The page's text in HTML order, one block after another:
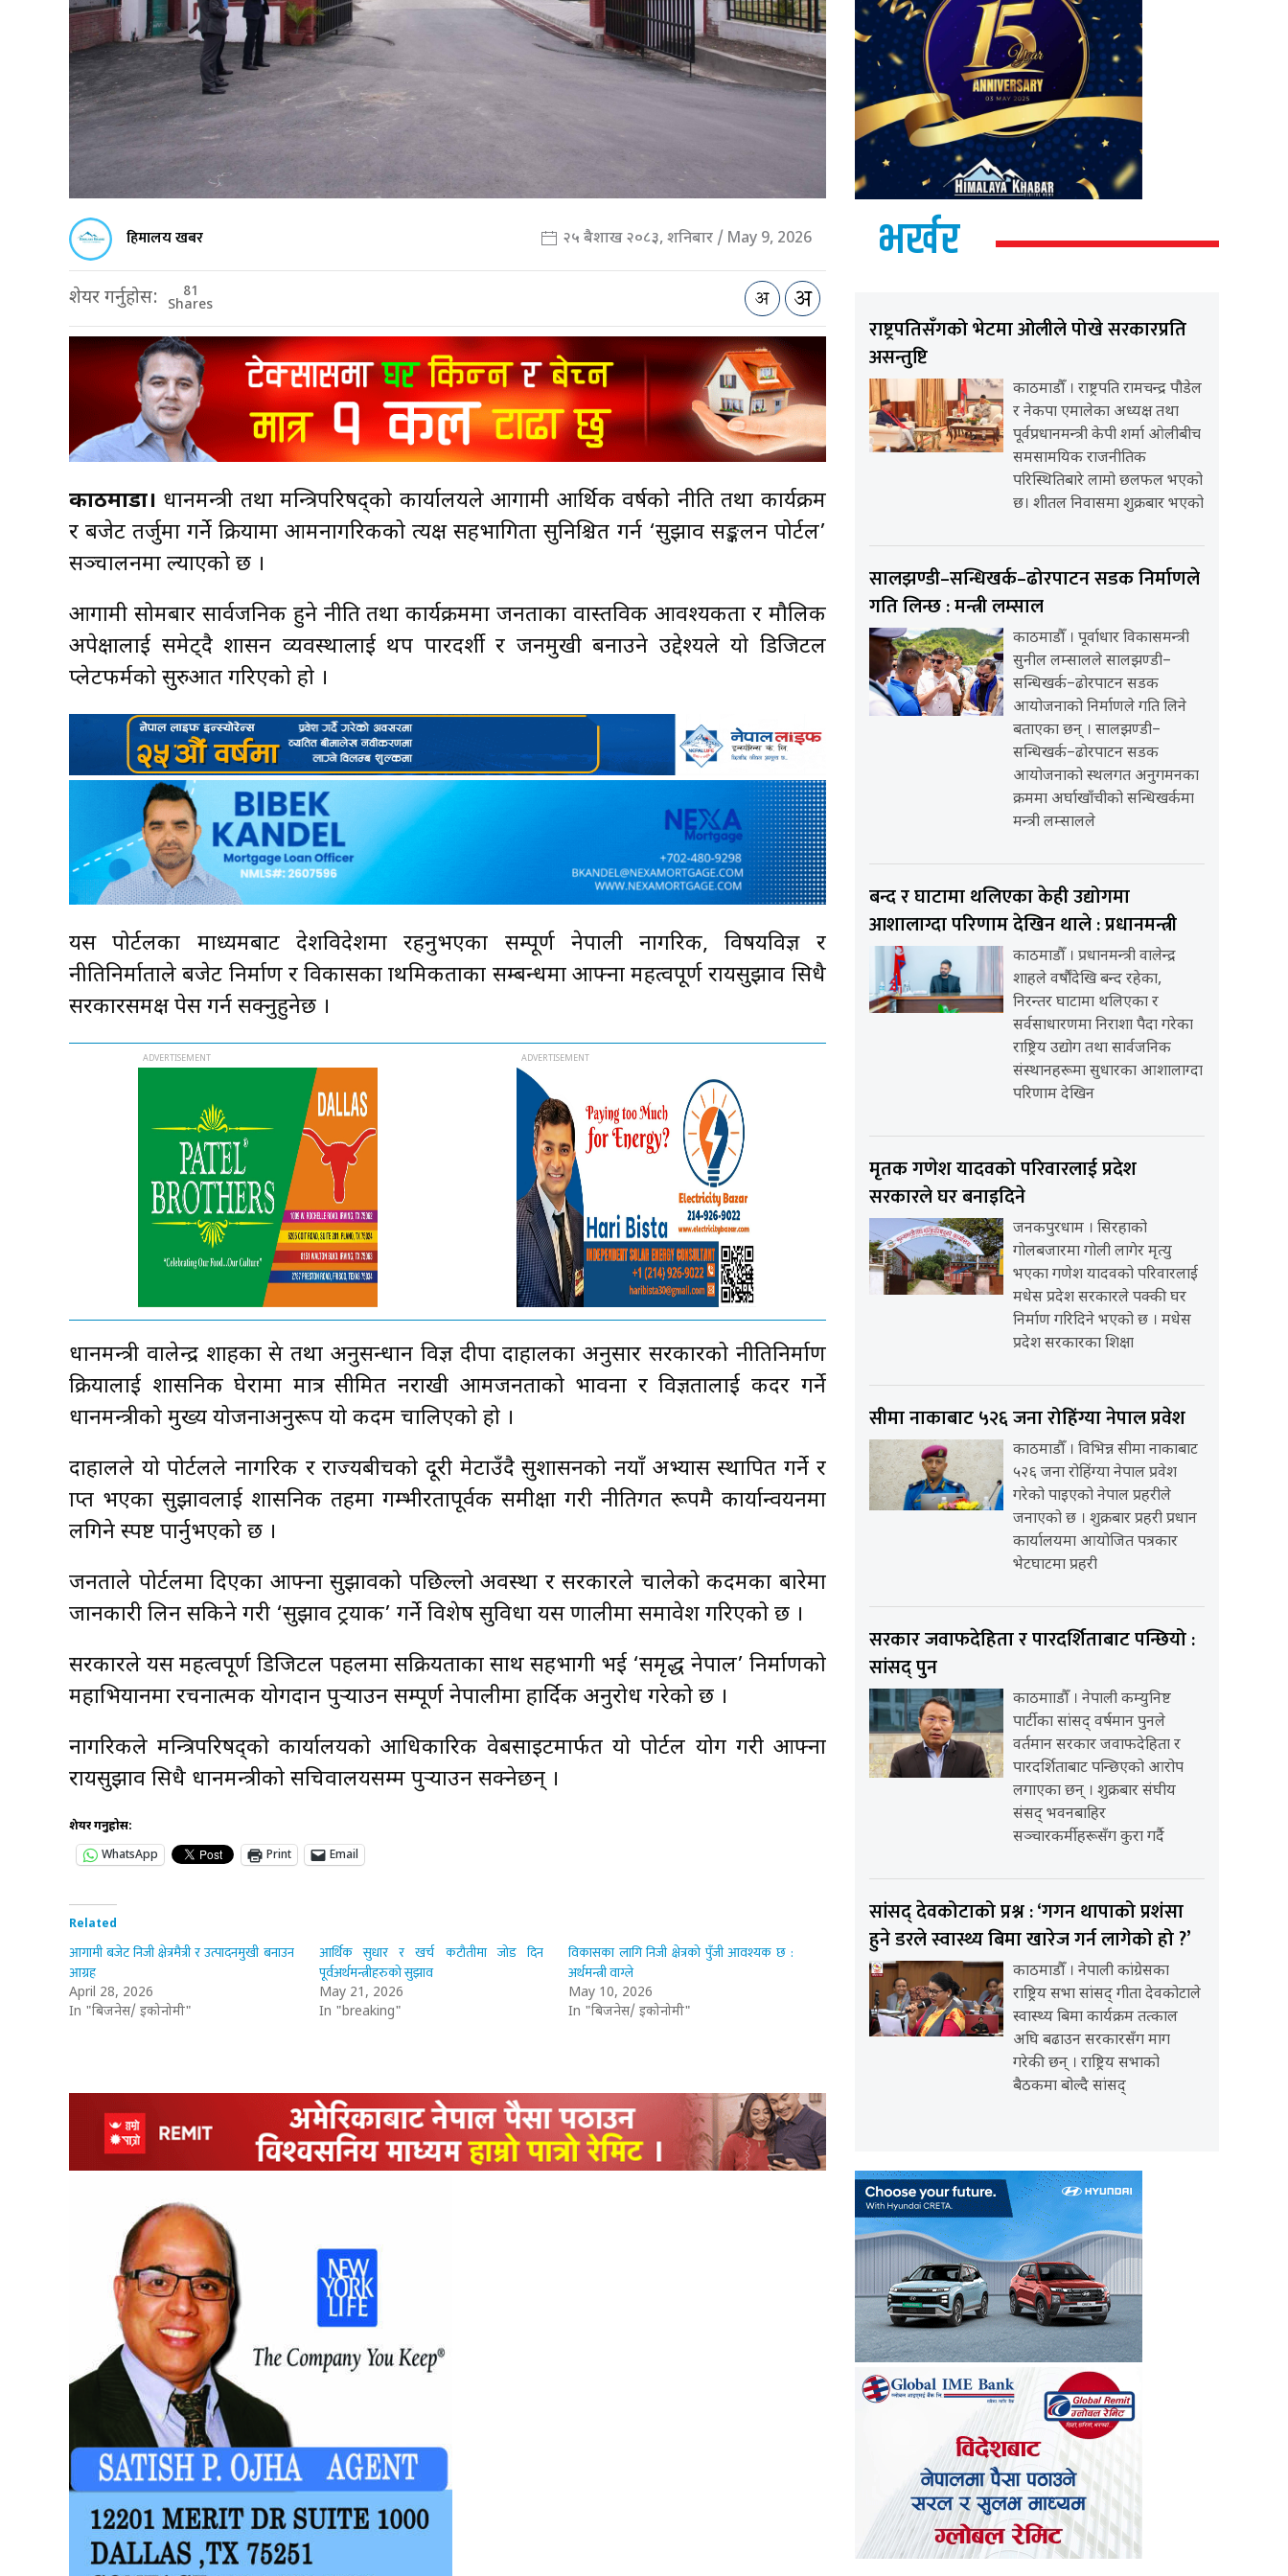
हिमालय खबर २५ बैशाख २०८३, शनिबार / May 9, 2026
शेयर गर्नुहोस: 81
Shares
काठमाडौँ। प्रधानमन्त्री तथा मन्त्रिपरिषद्को कार्यालयले आगामी आर्थिक वर्षको नीति तथा कार्यक्रम
र बजेट तर्जुमा गर्ने प्रक्रियामा आमनागरिकको प्रत्यक्ष सहभागिता सुनिश्चित गर्न ‘सुझाव सङ्कलन पोर्टल’
सञ्चालनमा ल्याएको छ ।
आगामी सोमबार सार्वजनिक हुने नीति तथा कार्यक्रममा जनताका वास्तविक आवश्यकता र मौलिक
अपेक्षालाई समेट्दै शासन व्यवस्थालाई थप पारदर्शी र जनमुखी बनाउने उद्देश्यले यो डिजिटल
प्लेटफर्मको सुरुआत गरिएको हो ।
यस पोर्टलका माध्यमबाट देशविदेशमा रहनुभएका सम्पूर्ण नेपाली नागरिक, विषयविज्ञ र
नीतिनिर्माताले बजेट निर्माण र विकासका प्राथमिकताका सम्बन्धमा आफ्ना महत्वपूर्ण रायसुझाव सिधै
सरकारसमक्ष पेस गर्न सक्नुहुनेछ ।
प्रधानमन्त्री वालेन्द्र शाहका प्रेस तथा अनुसन्धान विज्ञ दीपा दाहालका अनुसार सरकारको नीतिनिर्माण
प्रक्रियालाई प्रशासनिक घेरामा मात्र सीमित नराखी आमजनताको भावना र विज्ञतालाई कदर गर्ने
प्रधानमन्त्रीको मुख्य योजनाअनुरूप यो कदम चालिएको हो ।
दाहालले यो पोर्टलले नागरिक र राज्यबीचको दूरी मेटाउँदै सुशासनको नयाँ अभ्यास स्थापित गर्ने र
प्राप्त भएका सुझावलाई प्रशासनिक तहमा गम्भीरतापूर्वक समीक्षा गरी नीतिगत रूपमै कार्यान्वयनमा
लगिने स्पष्ट पार्नुभएको छ ।
जनताले पोर्टलमा दिएका आफ्ना सुझावको पछिल्लो अवस्था र सरकारले चालेको कदमका बारेमा
जानकारी लिन सकिने गरी ‘सुझाव ट्रयाक’ गर्ने विशेष सुविधा यस प्रणालीमा समावेश गरिएको छ ।
सरकारले यस महत्वपूर्ण डिजिटल पहलमा सक्रियताका साथ सहभागी भई ‘समृद्ध नेपाल’ निर्माणको
महाभियानमा रचनात्मक योगदान पुर्‍याउन सम्पूर्ण नेपालीमा हार्दिक अनुरोध गरेको छ ।
नागरिकले मन्त्रिपरिषद्को कार्यालयको आधिकारिक वेबसाइटमार्फत यो पोर्टल प्रयोग गरी आफ्ना
रायसुझाव सिधै प्रधानमन्त्रीको सचिवालयसम्म पुर्‍याउन सक्नेछन् ।
शेयर गर्नुहोस:
WhatsApp
Print Email
Related
आगामी बजेट निजी क्षेत्रमैत्री र उत्पादनमुखी बनाउन
आग्रह
April 28, 2026
In "बिजनेस/ इकोनोमी"
आर्थिक सुधार र खर्च कटौतीमा जोड दिन
पूर्वअर्थमन्त्रीहरुको सुझाव
May 21, 2026
In "breaking"
विकासका लागि निजी क्षेत्रको पुँजी आवश्यक छ :
अर्थमन्त्री वाग्ले
May 10, 2026
In "बिजनेस/ इकोनोमी"
भर्खर
राष्ट्रपतिसँगको भेटमा ओलीले पोखे सरकारप्रति
असन्तुष्टि
काठमाडौँ । राष्ट्रपति रामचन्द्र पौडेल
र नेकपा एमालेका अध्यक्ष तथा
पूर्वप्रधानमन्त्री केपी शर्मा ओलीबीच
समसामयिक राजनीतिक
परिस्थितिबारे लामो छलफल भएको
छ। शीतल निवासमा शुक्रबार भएको
सालझण्डी–सन्धिखर्क–ढोरपाटन सडक निर्माणले
गति लिन्छ : मन्त्री लम्साल
काठमाडौँ । पूर्वाधार विकासमन्त्री
सुनील लम्सालले सालझण्डी–
सन्धिखर्क–ढोरपाटन सडक
आयोजनाको निर्माणले गति लिने
बताएका छन् । सालझण्डी–
सन्धिखर्क–ढोरपाटन सडक
आयोजनाको स्थलगत अनुगमनका
क्रममा अर्घाखाँचीको सन्धिखर्कमा
मन्त्री लम्सालले
बन्द र घाटामा थलिएका केही उद्योगमा
आशालाग्दा परिणाम देखिन थाले : प्रधानमन्त्री
काठमाडौँ । प्रधानमन्त्री वालेन्द्र
शाहले वर्षौंदेखि बन्द रहेका,
निरन्तर घाटामा थलिएका र
सर्वसाधारणमा निराशा पैदा गरेका
राष्ट्रिय उद्योग तथा सार्वजनिक
संस्थानहरूमा सुधारका आशालाग्दा
परिणाम देखिन
मृतक गणेश यादवको परिवारलाई प्रदेश
सरकारले घर बनाइदिने
जनकपुरधाम । सिरहाको
गोलबजारमा गोली लागेर मृत्यु
भएका गणेश यादवको परिवारलाई
मधेस प्रदेश सरकारले पक्की घर
निर्माण गरिदिने भएको छ । मधेस
प्रदेश सरकारका शिक्षा
सीमा नाकाबाट ५२६ जना रोहिंग्या नेपाल प्रवेश
काठमाडौँ । विभिन्न सीमा नाकाबाट
५२६ जना रोहिंग्या नेपाल प्रवेश
गरेको पाइएको नेपाल प्रहरीले
जनाएको छ । शुक्रबार प्रहरी प्रधान
कार्यालयमा आयोजित पत्रकार
भेटघाटमा प्रहरी
सरकार जवाफदेहिता र पारदर्शिताबाट पन्छियो :
सांसद् पुन
काठमााडौँ । नेपाली कम्युनिष्ट
पार्टीका सांसद् वर्षमान पुनले
वर्तमान सरकार जवाफदेहिता र
पारदर्शिताबाट पन्छिएको आरोप
लगाएका छन् । शुक्रबार संघीय
संसद् भवनबाहिर
सञ्चारकर्मीहरूसँग कुरा गर्दै
सांसद् देवकोटाको प्रश्न : ‘गगन थापाको प्रशंसा
हुने डरले स्वास्थ्य बिमा खारेज गर्न लागेको हो ?’
काठमाडौँ । नेपाली कांग्रेसका
राष्ट्रिय सभा सांसद् गीता देवकोटाले
स्वास्थ्य बिमा कार्यक्रम तत्काल
अघि बढाउन सरकारसँग माग
गरेकी छन् । राष्ट्रिय सभाको
बैठकमा बोल्दै सांसद्